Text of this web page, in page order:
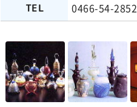
TEL 0466-54-2852